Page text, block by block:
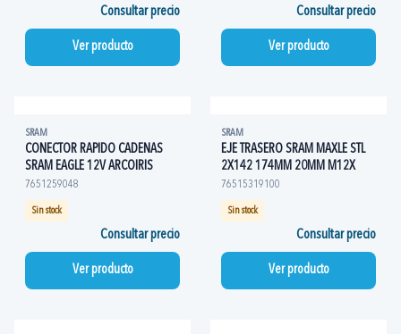
Consultar precio
Ver producto
Consultar precio
Ver producto
SRAM
CONECTOR RAPIDO CADENAS
SRAM EAGLE 12V ARCOIRIS
7651259048
Sin stock
Consultar precio
Ver producto
SRAM
EJE TRASERO SRAM MAXLE STL
2X142 174MM 20MM M12X
76515319100
Sin stock
Consultar precio
Ver producto